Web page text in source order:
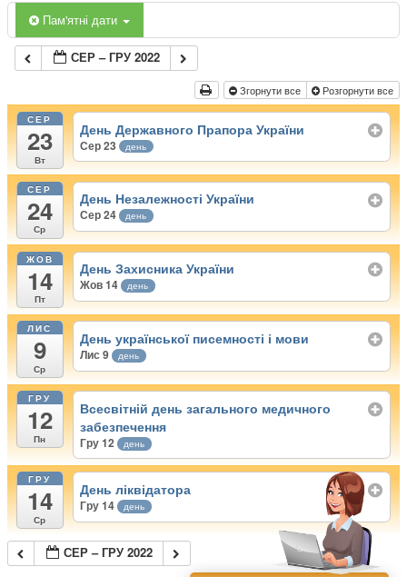
Пам'ятні дати
СЕР – ГРУ 2022
Згорнути все Розгорнути все
СЕР
23
Вт
День Державного Прапора України
Сер 23 день
СЕР
24
Ср
День Незалежності України
Сер 24 день
ЖОВ
14
Пт
День Захисника України
Жов 14 день
ЛИС
9
Ср
День української писемності і мови
Лис 9 день
ГРУ
12
Пн
Всесвітній день загального медичного
забезпечення
Гру 12 день
ГРУ
14
Ср
День ліквідатора
Гру 14 день
СЕР – ГРУ 2022